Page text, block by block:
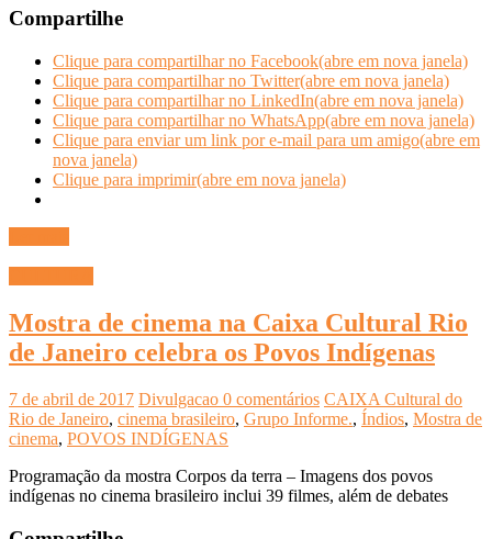
Compartilhe
Clique para compartilhar no Facebook(abre em nova janela)
Clique para compartilhar no Twitter(abre em nova janela)
Clique para compartilhar no LinkedIn(abre em nova janela)
Clique para compartilhar no WhatsApp(abre em nova janela)
Clique para enviar um link por e-mail para um amigo(abre em
nova janela)
Clique para imprimir(abre em nova janela)
Mostra de cinema na Caixa Cultural Rio
de Janeiro celebra os Povos Indígenas
7 de abril de 2017 Divulgacao 0 comentários CAIXA Cultural do
Rio de Janeiro, cinema brasileiro, Grupo Informe., Índios, Mostra de
cinema, POVOS INDÍGENAS
Programação da mostra Corpos da terra – Imagens dos povos
indígenas no cinema brasileiro inclui 39 filmes, além de debates